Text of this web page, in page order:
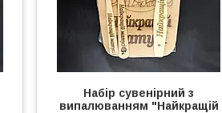
Набір сувенірний з
випалюванням "Найкращій